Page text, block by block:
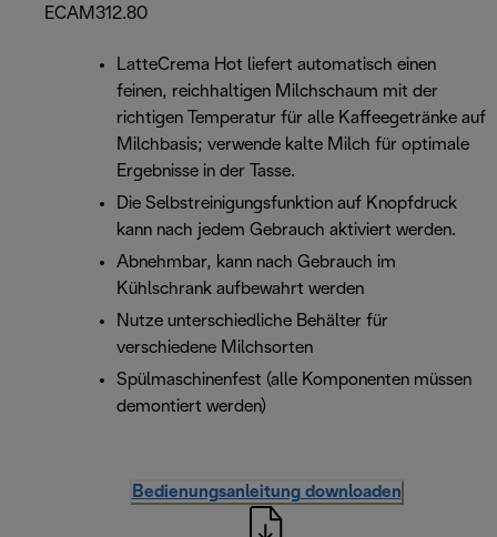
ECAM312.80
LatteCrema Hot liefert automatisch einen
feinen, reichhaltigen Milchschaum mit der
richtigen Temperatur für alle Kaffeegetränke auf
Milchbasis; verwende kalte Milch für optimale
Ergebnisse in der Tasse.
Die Selbstreinigungsfunktion auf Knopfdruck
kann nach jedem Gebrauch aktiviert werden.
Abnehmbar, kann nach Gebrauch im
Kühlschrank aufbewahrt werden
Nutze unterschiedliche Behälter für
verschiedene Milchsorten
Spülmaschinenfest (alle Komponenten müssen
demontiert werden)
Bedienungsanleitung downloaden